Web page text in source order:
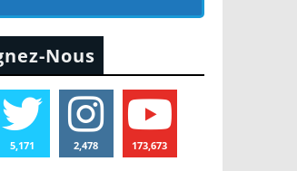
Nous
5,171 2,478 173,673